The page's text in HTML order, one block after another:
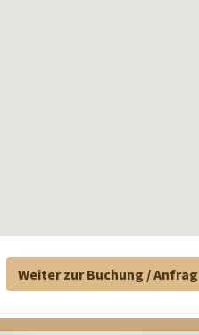
Weiter zur Buchung /